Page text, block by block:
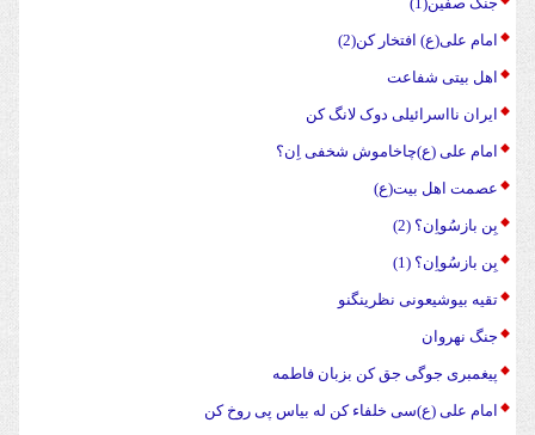
امام علی(ع) افتخار کن(2)
اهل بیتی شفاعت
ایران نااسرائیلی دوک لانگ کن
امام علی (ع)چاخاموش شخفی اِن؟
عصمت اهل بیت(ع)
بِن بازسُواِن؟ (2)
بِن بازسُواِن؟ (1)
تقیه بیوشیعونی نظرینگنو
جنگ نهروان
پیغمبری جوگی جق کن بزبان فاطمه
امام علی (ع)سی خلفاء کن له بیاس پی روخ کن